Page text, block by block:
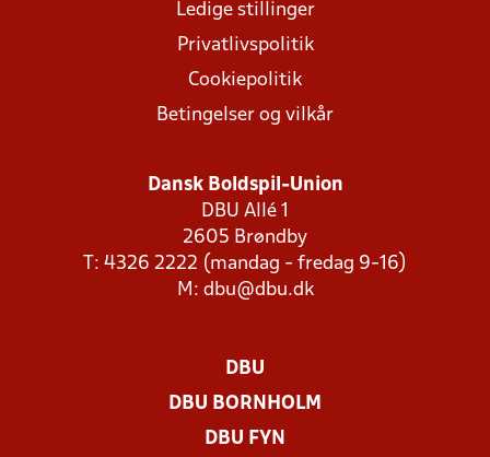
Ledige stillinger
Privatlivspolitik
Cookiepolitik
Betingelser og vilkår
Dansk Boldspil-Union
DBU Allé 1
2605 Brøndby
T: 4326 2222 (mandag - fredag 9-16)
M: dbu@dbu.dk
DBU
DBU BORNHOLM
DBU FYN